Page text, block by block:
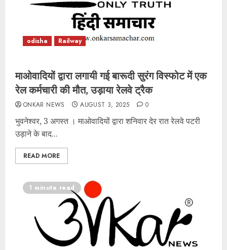
odisha Railway
माओवादियों द्वारा लगायी गई बारूदी सुरंग विस्फोट में एक
रेल कर्मचारी की मौत, उड़ाया रेलवे ट्रैक
ONKAR NEWS AUGUST 3, 2025 0
भुवनेश्वर, 3 अगस्त । माओवादियों द्वारा शनिवार देर रात रेलवे पटरी
उड़ाने के बाद...
READ MORE
1 minute read